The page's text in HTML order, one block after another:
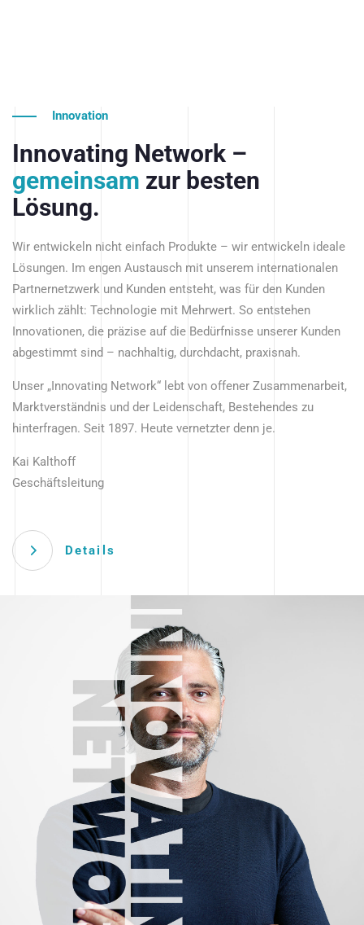
Innovation
Innovating Network –
gemeinsam zur besten
Lösung.
Wir entwickeln nicht einfach Produkte – wir entwickeln ideale
Lösungen. Im engen Austausch mit unserem internationalen
Partnernetzwerk und Kunden entsteht, was für den Kunden
wirklich zählt: Technologie mit Mehrwert. So entstehen
Innovationen, die präzise auf die Bedürfnisse unserer Kunden
abgestimmt sind – nachhaltig, durchdacht, praxisnah.
Unser „Innovating Network“ lebt von offener Zusammenarbeit,
Marktverständnis und der Leidenschaft, Bestehendes zu
hinterfragen. Seit 1897. Heute vernetzter denn je.
Kai Kalthoff
Geschäftsleitung
Details